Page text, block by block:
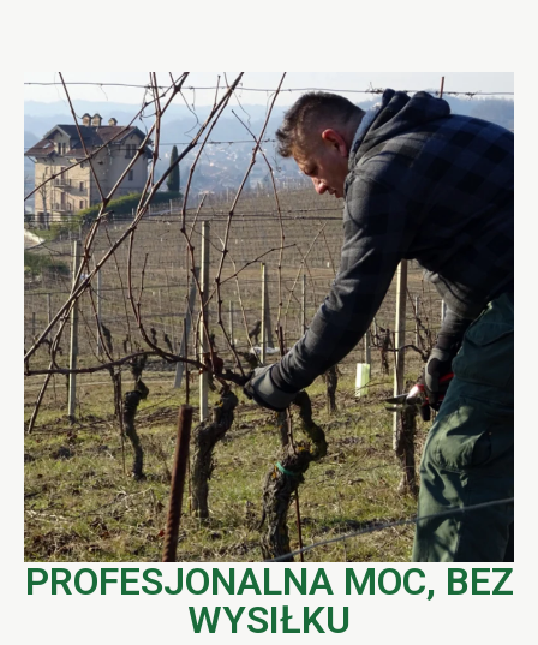
PROFESJONALNA MOC, BEZ
WYSIŁKU